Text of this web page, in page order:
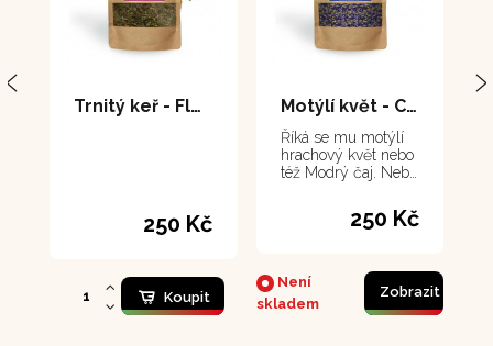
Trnitý keř - Flor de Arena 70 g
250 Kč
Koupit
Motýlí květ - Clitorie ternatea 30 g
Říká se mu motýlí
hrachový květ nebo
též Modrý čaj. Nebo
prozaicky klitorie.
Kromě toho, že
tyrkysového
odstínu, obsahuje
látky prospívající
250 Kč
Není
skladem
Zobrazit